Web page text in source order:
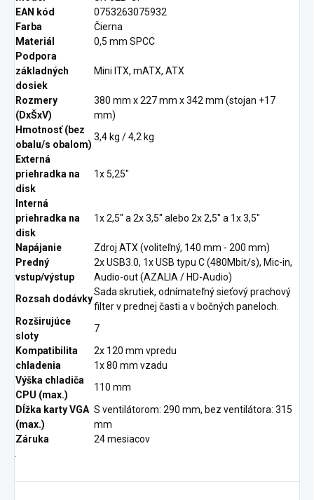
EAN kód
0753263075932
Farba
Čierna
Materiál
0,5 mm SPCC
Podpora
základných
dosiek
Mini ITX, mATX, ATX
Rozmery
(DxŠxV)
380 mm x 227 mm x 342 mm (stojan +17
mm)
Hmotnosť (bez
obalu/s obalom)
3,4 kg / 4,2 kg
Externá
priehradka na
disk
1x 5,25"
Interná
priehradka na
disk
1x 2,5" a 2x 3,5" alebo 2x 2,5" a 1x 3,5"
Napájanie
Zdroj ATX (voliteľný, 140 mm - 200 mm)
Predný
vstup/výstup
2x USB3.0, 1x USB typu C (480Mbit/s), Mic-in,
Audio-out (AZALIA / HD-Audio)
Rozsah dodávky
Sada skrutiek, odnímateľný sieťový prachový
filter v prednej časti a v bočných paneloch.
Rozširujúce
sloty
7
Kompatibilita
chladenia
2x 120 mm vpredu
1x 80 mm vzadu
Výška chladiča
CPU (max.)
110 mm
Dĺžka karty VGA
(max.)
S ventilátorom: 290 mm, bez ventilátora: 315
mm
Záruka
24 mesiacov